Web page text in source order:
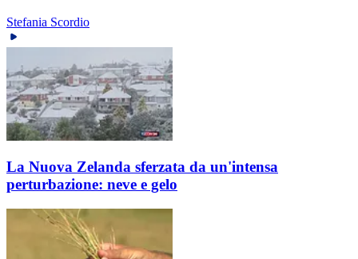
Stefania Scordio
La Nuova Zelanda sferzata da un'intensa
perturbazione: neve e gelo